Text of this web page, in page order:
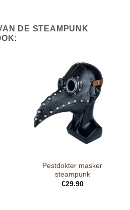
DE STEAMPUNK
Pestdokter masker
steampunk
€29.90